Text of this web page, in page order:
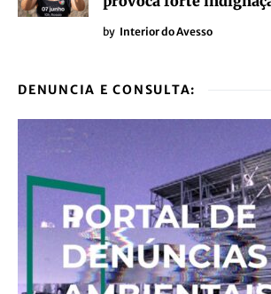
by Interior do Avesso
DENUNCIA E CONSULTA: